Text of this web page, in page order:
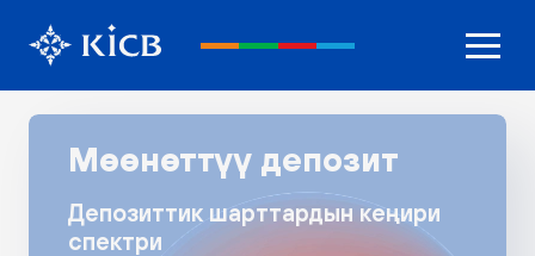
Мөөнөттүү депозит
Депозиттик шарттардын кеңири
спектри